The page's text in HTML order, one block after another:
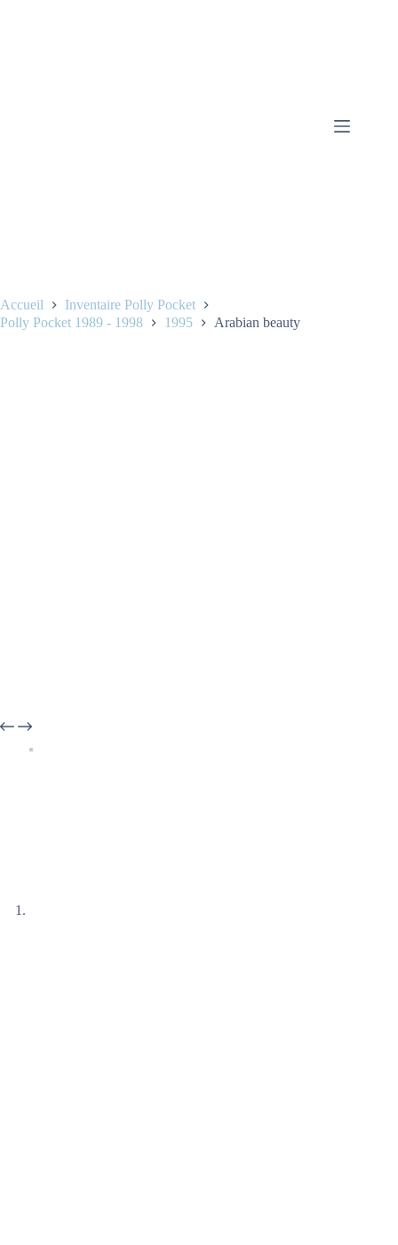
Accueil
Inventaire Polly Pocket
Polly Pocket 1989 - 1998
1995 Arabian beauty